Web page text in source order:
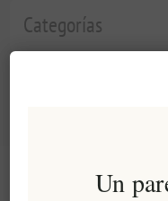
Categorías
Un